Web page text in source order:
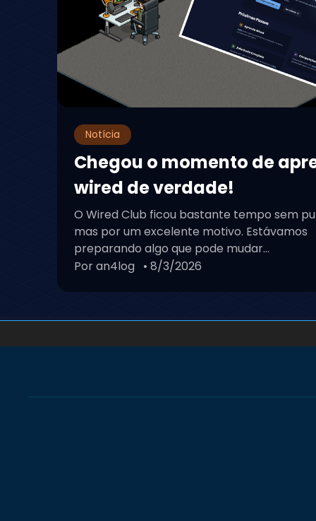
Notícia
Chegou o momento de
wired de verdade!
O Wired Club ficou bastante tempo sem
mas por um excelente motivo. Estávamos
preparando algo que pode mudar...
Por an4log • 8/3/2026